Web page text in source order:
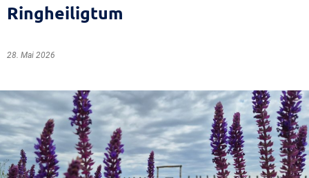
Ringheiligtum
28. Mai 2026